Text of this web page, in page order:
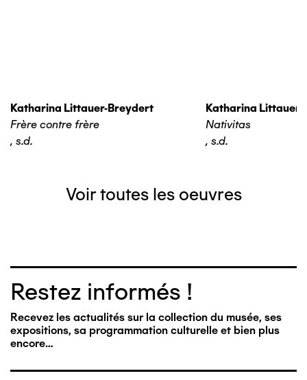
Katharina Littauer-Breydert
Frère contre frère
, s.d.
Katharina Littauer-
Nativitas
, s.d.
Voir toutes les oeuvres
Restez informés !
Recevez les actualités sur la collection du musée, ses
expositions, sa programmation culturelle et bien plus
encore…